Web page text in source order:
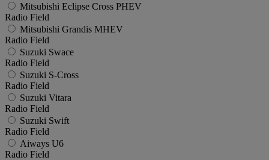
Mitsubishi Eclipse Cross PHEV
Radio Field
Mitsubishi Grandis MHEV
Radio Field
Suzuki Swace
Radio Field
Suzuki S-Cross
Radio Field
Suzuki Vitara
Radio Field
Suzuki Swift
Radio Field
Aiways U6
Radio Field